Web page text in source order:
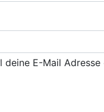
deine E-Mail